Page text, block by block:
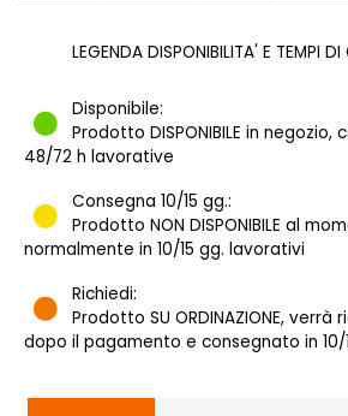
LEGENDA DISPONIBILITA' E TEMPI
Disponibile:
Prodotto DISPONIBILE in negozio,
48/72 h lavorative
Consegna 10/15 gg.:
Prodotto NON DISPONIBILE al
normalmente in 10/15 gg. lavorativi
Richiedi:
Prodotto SU ORDINAZIONE,
dopo il pagamento e consegnato in 10/